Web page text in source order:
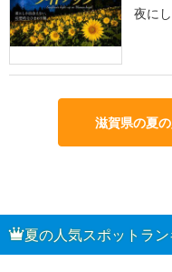
夜に
滋賀県の夏
夏の人気スポットラン